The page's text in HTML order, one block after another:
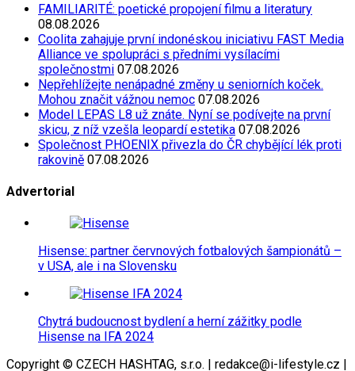
FAMILIARITÉ: poetické propojení filmu a literatury
08.08.2026
Coolita zahajuje první indonéskou iniciativu FAST Media
Alliance ve spolupráci s předními vysílacími
společnostmi 07.08.2026
Nepřehlížejte nenápadné změny u seniorních koček.
Mohou značit vážnou nemoc 07.08.2026
Model LEPAS L8 už znáte. Nyní se podívejte na první
skicu, z níž vzešla leopardí estetika 07.08.2026
Společnost PHOENIX přivezla do ČR chybějící lék proti
rakovině 07.08.2026
Advertorial
Hisense: partner červnových fotbalových šampionátů –
v USA, ale i na Slovensku
Chytrá budoucnost bydlení a herní zážitky podle
Hisense na IFA 2024
Copyright © CZECH HASHTAG, s.r.o. | redakce@i-lifestyle.cz |